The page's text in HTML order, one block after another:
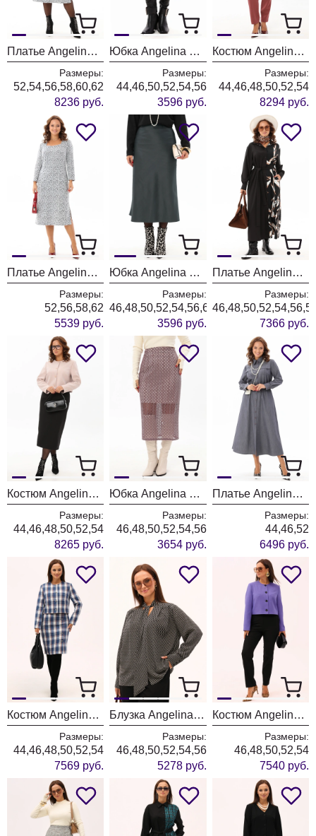
Платье Angelina & Company 1186
Размеры:
52,54,56,58,60,62
8236 руб.
Юбка Angelina & Company 1182
Размеры:
44,46,50,52,54,56
3596 руб.
Костюм Angelina & Company 1180
Размеры:
44,46,48,50,52,54
8294 руб.
Платье Angelina & Company 1179
Размеры:
52,56,58,62
5539 руб.
Юбка Angelina & Company 1175
Размеры:
46,48,50,52,54,56,60
3596 руб.
Платье Angelina & Company 1174
Размеры:
7366 руб.
Костюм Angelina & Company 1173
Размеры:
44,46,48,50,52,54
8265 руб.
Юбка Angelina & Company 1172
Размеры:
46,48,50,52,54,56
3654 руб.
Платье Angelina & Company 1171
Размеры:
44,46,52
6496 руб.
Костюм Angelina & Company 1167
Размеры:
44,46,48,50,52,54
7569 руб.
Блузка Angelina & Company 1166
Размеры:
46,48,50,52,54,56
5278 руб.
Костюм Angelina & Company 1165
Размеры:
46,48,50,52,54
7540 руб.